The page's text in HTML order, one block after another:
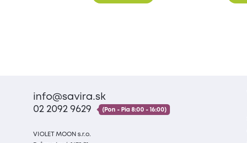
info@savira.sk
02 2092 9629
(Pon - Pia 8:00 - 16:00)
VIOLET MOON s.r.o.